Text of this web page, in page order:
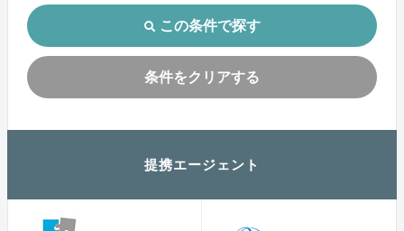
この条件で探す
条件をクリアする
提携エージェント